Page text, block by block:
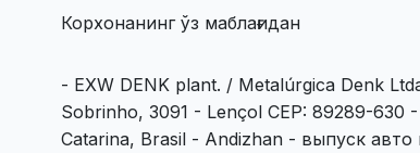
Корхонанинг ўз маблағидан
- EXW DENK plant. / Metalúrgica Denk
Sobrinho, 3091 - Lençol CEP: 89289-630
Catarina, Brasil - Andizhan - выпуск